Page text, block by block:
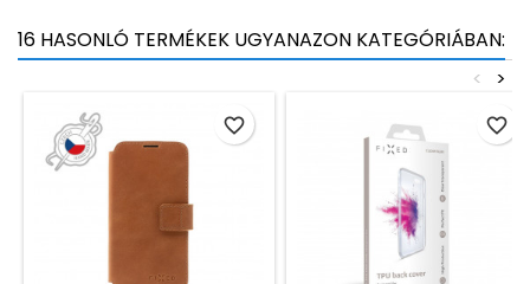
16 HASONLÓ TERMÉKEK UGYANAZON KATEGÓRIÁBAN:
>
<
favorite_border favorite_border